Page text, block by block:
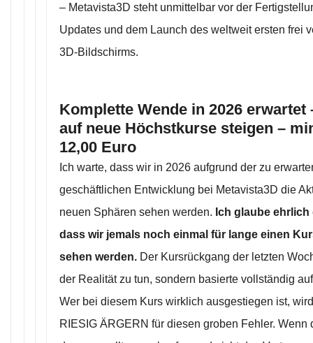
– Metavista3D steht unmittelbar vor der
Updates und dem Launch des weltweit ersten frei
3D-Bildschirms.
Komplette Wende in 2026 erwartet
auf neue Höchstkurse steigen –
12,00 Euro
Ich warte, dass wir in 2026 aufgrund der zu
geschäftlichen Entwicklung bei Metavista3D die
neuen Sphären sehen werden. Ich glaube
dass wir jemals noch einmal für lange einen
sehen werden. Der Kursrückgang der letzten
der Realität zu tun, sondern basierte vollständig
Wer bei diesem Kurs wirklich ausgestiegen ist,
RIESIG ÄRGERN für diesen groben Fehler. Wenn